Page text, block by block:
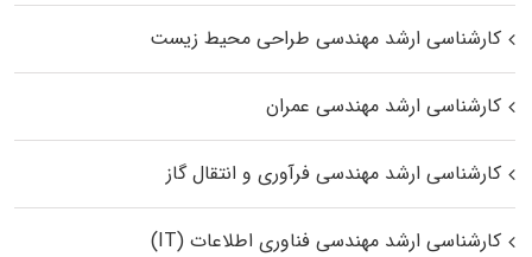
کارشناسی ارشد مهندسی طراحی محیط زیست
کارشناسی ارشد مهندسی عمران
کارشناسی ارشد مهندسی فرآوری و انتقال گاز
کارشناسی ارشد مهندسی فناوری اطلاعات (IT)